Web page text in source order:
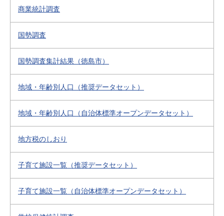
商業統計調査
国勢調査
国勢調査集計結果（徳島市）
地域・年齢別人口（推奨データセット）
地域・年齢別人口（自治体標準オープンデータセット）
地方税のしおり
子育て施設一覧（推奨データセット）
子育て施設一覧（自治体標準オープンデータセット）